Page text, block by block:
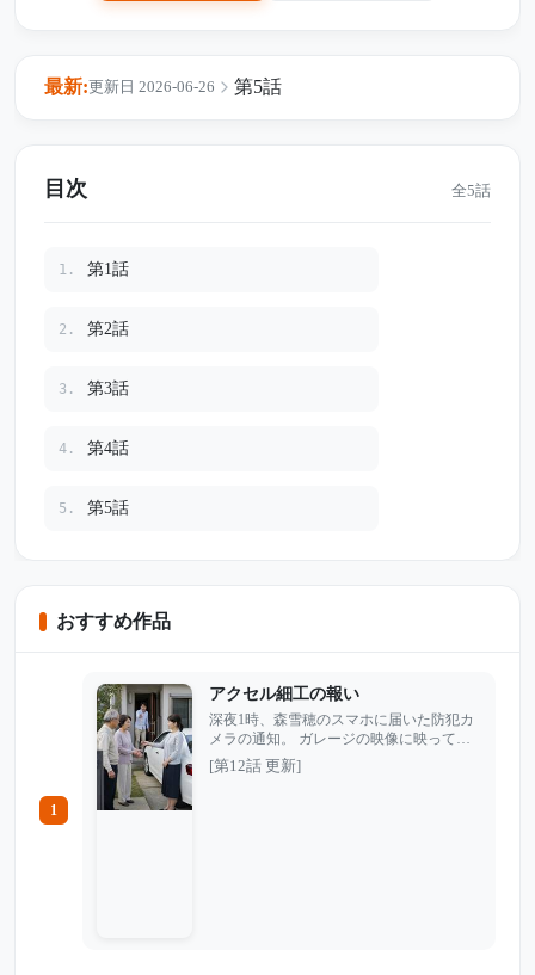
あふれ出す。 なぜ誰も食べないおせちを、私は作り続けて
っかけに、和子は初めて自分の本音を口にする。 「私が、
最新: 第5話
更新日 2026-06-26
目次 全5話
1. 第1話
2. 第2話
3. 第3話
4. 第4話
5. 第5話
おすすめ作品
1
アクセル細工の報い
深夜1時、森雪穂のスマホに届いた防犯カ
メラの通知。 ガレージの映像に映ってい
たのは、夫・翔太だった。彼は周囲を気に
しながら、雪穂が祖父から受け継いだ大切
[第12話 更新]